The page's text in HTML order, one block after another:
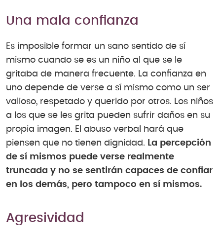
Una mala confianza
Es imposible formar un sano sentido de sí
mismo cuando se es un niño al que se le
gritaba de manera frecuente. La confianza en
uno depende de verse a sí mismo como un ser
valioso, respetado y querido por otros. Los niños
a los que se les grita pueden sufrir daños en su
propia imagen. El abuso verbal hará que
piensen que no tienen dignidad. La percepción
de sí mismos puede verse realmente
truncada y no se sentirán capaces de confiar
en los demás, pero tampoco en sí mismos.
Agresividad